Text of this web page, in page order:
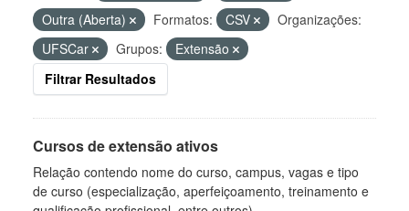
Outra (Aberta)
Formatos: CSV
Organizações:
UFSCar
Grupos:
Extensão
Filtrar Resultados
Cursos de extensão ativos
Relação contendo nome do curso, campus, vagas e tipo
de curso (especialização, aperfeiçoamento, treinamento e